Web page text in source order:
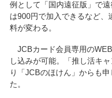
例として「国内遠征版」で
は900円で加入できるなど、
料が変わる。
JCBカード会員専用の
し込みが可能。「推し活キ
り「JCBのほけん」からも
た。